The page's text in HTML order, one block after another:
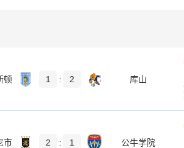
顿 1 : 2 库山
市 2 : 1 公牛学院